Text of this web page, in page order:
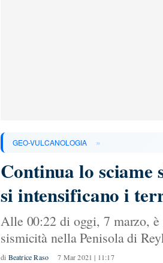
GEO-VULCANOLOGIA »
Continua lo
si intensificano i
Alle 00:22 di oggi, 7 marzo,
sismicità nella Penisola di
di Beatrice Raso 7 Mar 2021 | 11:17